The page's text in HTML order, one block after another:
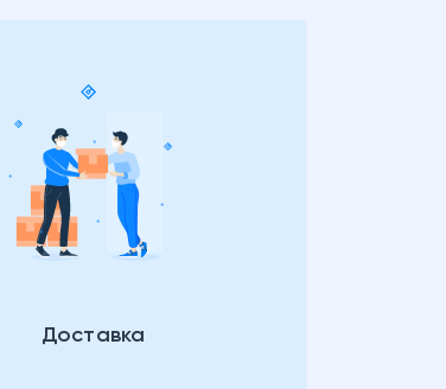
Доставка